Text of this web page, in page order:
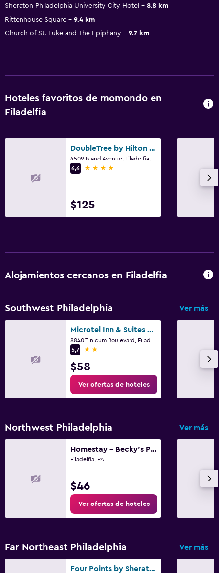
Sheraton Philadelphia University City Hotel
8.8 km
Rittenhouse Square
9.4 km
Church of St. Luke and The Epiphany
9.7 km
Hoteles favoritos de momondo en
Filadelfia
DoubleTree by Hilton Philadelphia Airport
6,6
4 estrellas
$125
Alojamientos cercanos en Filadelfia
Southwest Philadelphia Ver más
Microtel Inn & Suites by Wyndham Philadelphia Airport
5,7
2 estrellas
$58
Ver ofertas de hoteles
Northwest Philadelphia Ver más
Homestay - Becky's Place
Filadelfia, PA
$46
Ver ofertas de hoteles
Far Northeast Philadelphia Ver más
Four Points by Sheraton Philadelphia Northeast